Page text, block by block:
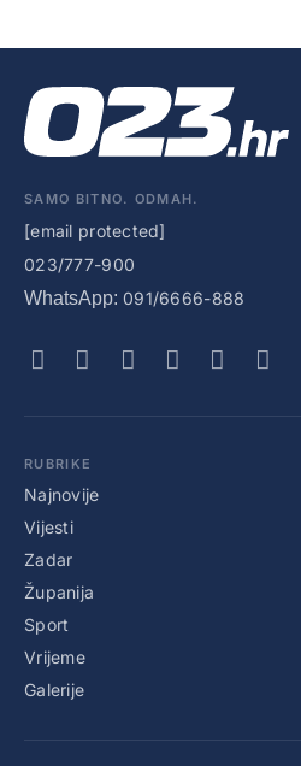
SAMO BITNO. ODMAH.
[email protected]
023/777-900
WhatsApp: 091/6666-888
RUBRIKE
Najnovije
Vijesti
Zadar
Županija
Sport
Vrijeme
Galerije